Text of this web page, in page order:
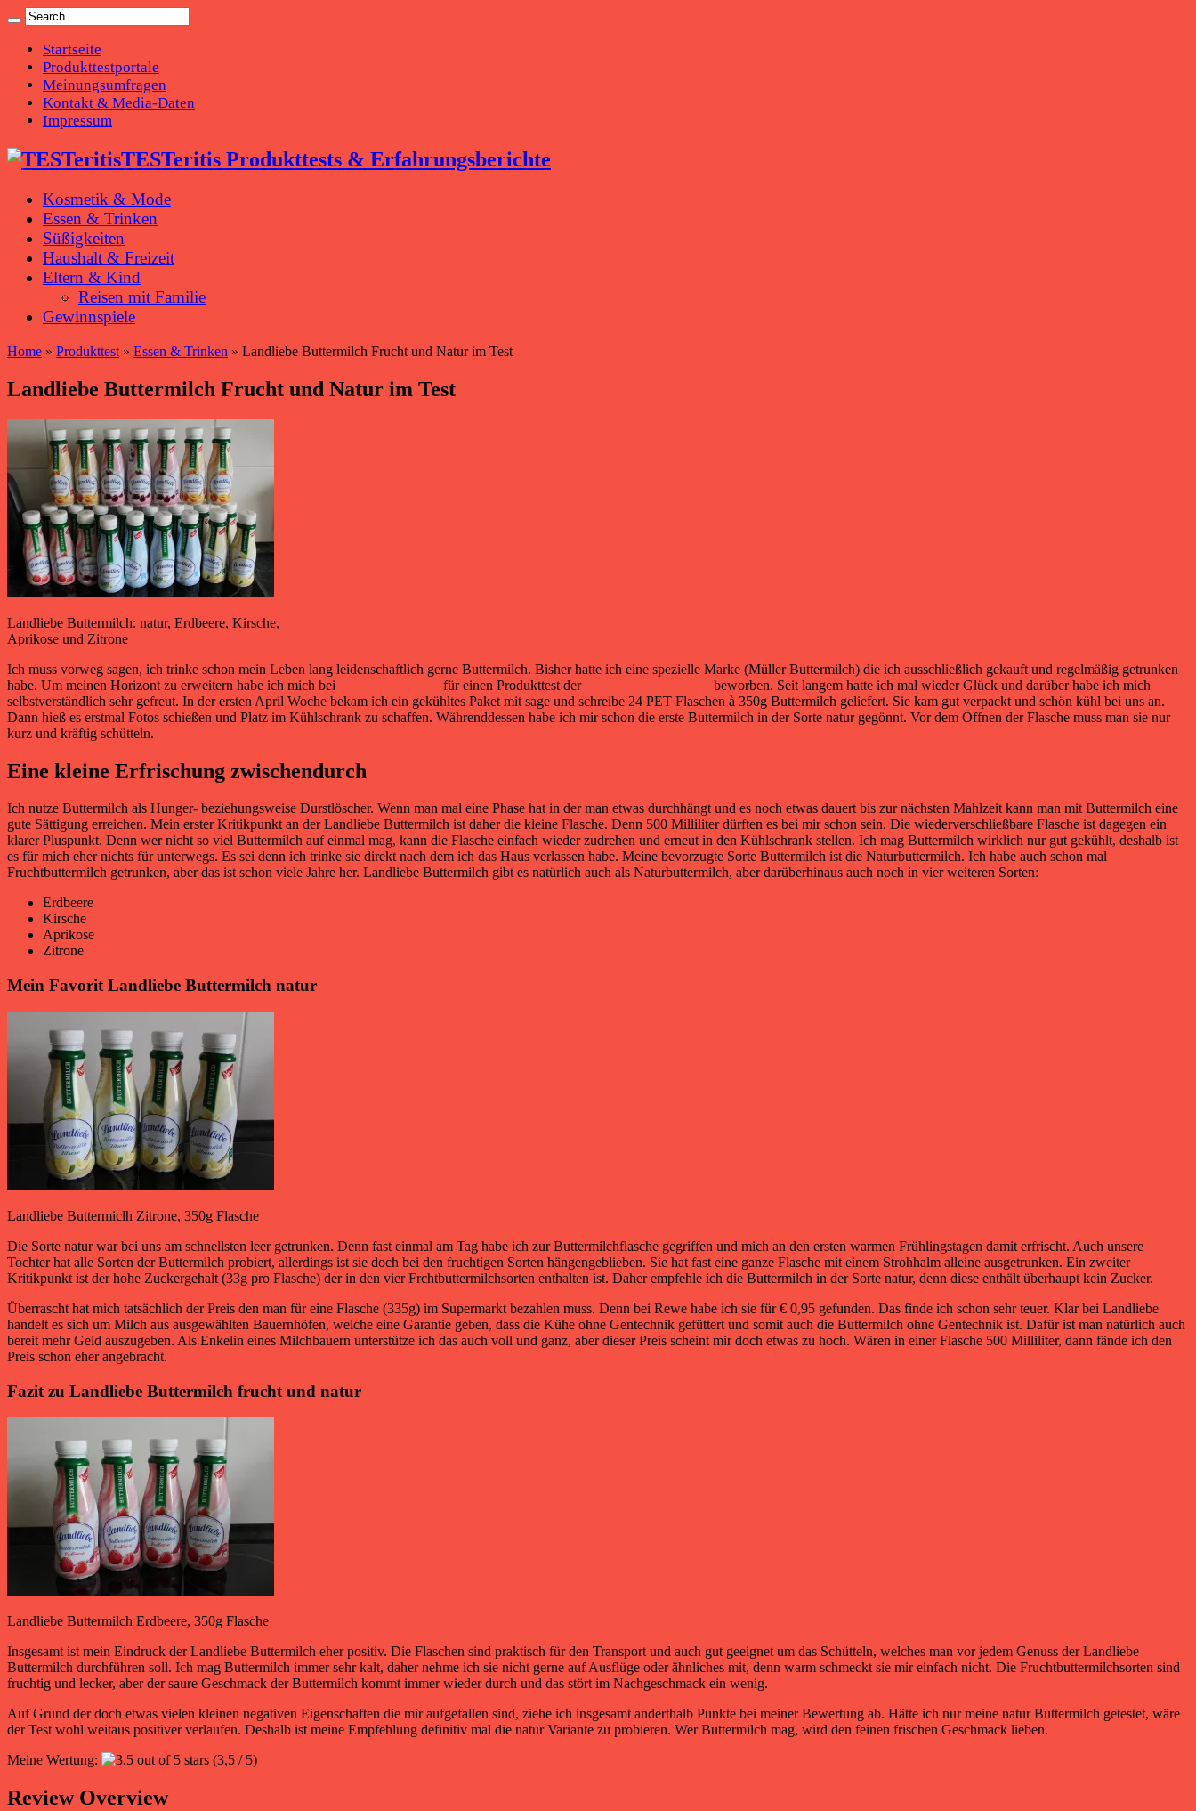
Startseite
Produkttestportale
Meinungsumfragen
Kontakt & Media-Daten
Impressum
TESTeritis Produkttests & Erfahrungsberichte
Kosmetik & Mode
Essen & Trinken
Süßigkeiten
Haushalt & Freizeit
Eltern & Kind
Reisen mit Familie
Gewinnspiele
Home » Produkttest » Essen & Trinken » Landliebe Buttermilch Frucht und Natur im Test
Landliebe Buttermilch Frucht und Natur im Test
Landliebe Buttermilch: natur, Erdbeere, Kirsche,
Aprikose und Zitrone
Ich muss vorweg sagen, ich trinke schon mein Leben lang leidenschaftlich gerne Buttermilch. Bisher hatte ich eine spezielle Marke (Müller Buttermilch) die ich ausschließlich gekauft und regelmäßig getrunken
habe. Um meinen Horizont zu erweitern habe ich mich bei
für einen Produkttest der
beworben. Seit langem hatte ich mal wieder Glück und darüber habe ich mich
selbstverständlich sehr gefreut. In der ersten April Woche bekam ich ein gekühltes Paket mit sage und schreibe 24 PET Flaschen à 350g Buttermilch geliefert. Sie kam gut verpackt und schön kühl bei uns an.
Dann hieß es erstmal Fotos schießen und Platz im Kühlschrank zu schaffen. Währenddessen habe ich mir schon die erste Buttermilch in der Sorte natur gegönnt. Vor dem Öffnen der Flasche muss man sie nur
kurz und kräftig schütteln.
Eine kleine Erfrischung zwischendurch
Ich nutze Buttermilch als Hunger- beziehungsweise Durstlöscher. Wenn man mal eine Phase hat in der man etwas durchhängt und es noch etwas dauert bis zur nächsten Mahlzeit kann man mit Buttermilch eine
gute Sättigung erreichen. Mein erster Kritikpunkt an der Landliebe Buttermilch ist daher die kleine Flasche. Denn 500 Milliliter dürften es bei mir schon sein. Die wiederverschließbare Flasche ist dagegen ein
klarer Pluspunkt. Denn wer nicht so viel Buttermilch auf einmal mag, kann die Flasche einfach wieder zudrehen und erneut in den Kühlschrank stellen. Ich mag Buttermilch wirklich nur gut gekühlt, deshalb ist
es für mich eher nichts für unterwegs. Es sei denn ich trinke sie direkt nach dem ich das Haus verlassen habe. Meine bevorzugte Sorte Buttermilch ist die Naturbuttermilch. Ich habe auch schon mal
Fruchtbuttermilch getrunken, aber das ist schon viele Jahre her. Landliebe Buttermilch gibt es natürlich auch als Naturbuttermilch, aber darüberhinaus auch noch in vier weiteren Sorten:
Erdbeere
Kirsche
Aprikose
Zitrone
Mein Favorit Landliebe Buttermilch natur
Landliebe Buttermiclh Zitrone, 350g Flasche
Die Sorte natur war bei uns am schnellsten leer getrunken. Denn fast einmal am Tag habe ich zur Buttermilchflasche gegriffen und mich an den ersten warmen Frühlingstagen damit erfrischt. Auch unsere
Tochter hat alle Sorten der Buttermilch probiert, allerdings ist sie doch bei den fruchtigen Sorten hängengeblieben. Sie hat fast eine ganze Flasche mit einem Strohhalm alleine ausgetrunken. Ein zweiter
Kritikpunkt ist der hohe Zuckergehalt (33g pro Flasche) der in den vier Frchtbuttermilchsorten enthalten ist. Daher empfehle ich die Buttermilch in der Sorte natur, denn diese enthält überhaupt kein Zucker.
Überrascht hat mich tatsächlich der Preis den man für eine Flasche (335g) im Supermarkt bezahlen muss. Denn bei Rewe habe ich sie für € 0,95 gefunden. Das finde ich schon sehr teuer. Klar bei Landliebe
handelt es sich um Milch aus ausgewählten Bauernhöfen, welche eine Garantie geben, dass die Kühe ohne Gentechnik gefüttert und somit auch die Buttermilch ohne Gentechnik ist. Dafür ist man natürlich auch
bereit mehr Geld auszugeben. Als Enkelin eines Milchbauern unterstütze ich das auch voll und ganz, aber dieser Preis scheint mir doch etwas zu hoch. Wären in einer Flasche 500 Milliliter, dann fände ich den
Preis schon eher angebracht.
Fazit zu Landliebe Buttermilch frucht und natur
Landliebe Buttermilch Erdbeere, 350g Flasche
Insgesamt ist mein Eindruck der Landliebe Buttermilch eher positiv. Die Flaschen sind praktisch für den Transport und auch gut geeignet um das Schütteln, welches man vor jedem Genuss der Landliebe
Buttermilch durchführen soll. Ich mag Buttermilch immer sehr kalt, daher nehme ich sie nicht gerne auf Ausflüge oder ähnliches mit, denn warm schmeckt sie mir einfach nicht. Die Fruchtbuttermilchsorten sind
fruchtig und lecker, aber der saure Geschmack der Buttermilch kommt immer wieder durch und das stört im Nachgeschmack ein wenig.
Auf Grund der doch etwas vielen kleinen negativen Eigenschaften die mir aufgefallen sind, ziehe ich insgesamt anderthalb Punkte bei meiner Bewertung ab. Hätte ich nur meine natur Buttermilch getestet, wäre
der Test wohl weitaus positiver verlaufen. Deshalb ist meine Empfehlung definitiv mal die natur Variante zu probieren. Wer Buttermilch mag, wird den feinen frischen Geschmack lieben.
Meine Wertung:
(3,5 / 5)
Review Overview